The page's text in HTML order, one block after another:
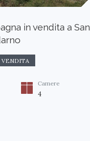
in vendita a San
VENDITA
Camere
4